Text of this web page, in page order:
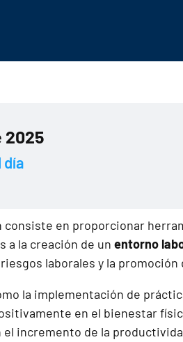
2025
día
consiste en proporcionar
a la creación de un entorno
laborales y la
la implementación de
en el bienestar
el incremento de la